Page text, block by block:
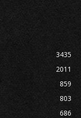
3435
2011
859
803
686